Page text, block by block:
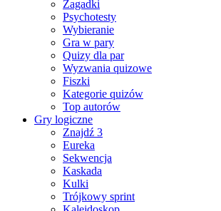
Zagadki
Psychotesty
Wybieranie
Gra w pary
Quizy dla par
Wyzwania quizowe
Fiszki
Kategorie quizów
Top autorów
Gry logiczne
Znajdź 3
Eureka
Sekwencja
Kaskada
Kulki
Trójkowy sprint